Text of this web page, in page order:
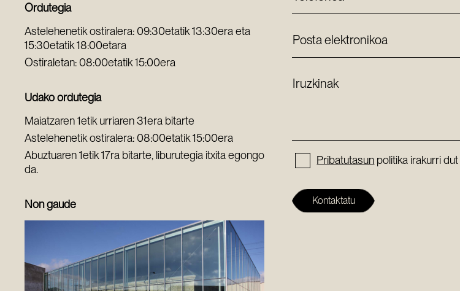
Posta elektronikoa
Iruzkinak
Pribatutasun politika irakurri
Kontaktatu
Ordutegia
Astelehenetik ostiralera: 09:30etatik 13:30era eta
15:30etatik 18:00etara
Ostiraletan: 08:00etatik 15:00era
Udako ordutegia
Maiatzaren 1etik urriaren 31era bitarte
Astelehenetik ostiralera: 08:00etatik 15:00era
Abuztuaren 1etik 17ra bitarte, liburutegia itxita egongo
da.
Non gaude